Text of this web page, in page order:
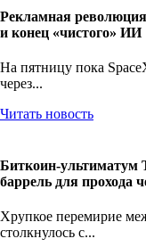
Рекламная
и конец «чистого» ИИ
На пятницу пока
через...
Читать новость
Биткоин-ультиматум
баррель для прохода
Хрупкое перемирие
столкнулось с...